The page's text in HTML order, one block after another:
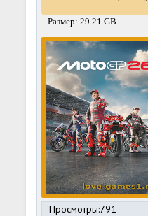
Размер: 29.21 GB
Просмотры:791